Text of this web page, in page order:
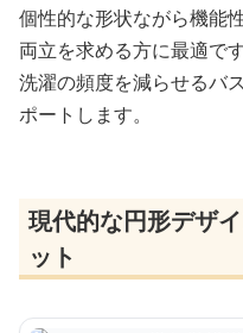
個性的な形状ながら機能
両立を求める方に最適です
洗濯の頻度を減らせるバ
ポートします。
現代的な円形デザ
ット